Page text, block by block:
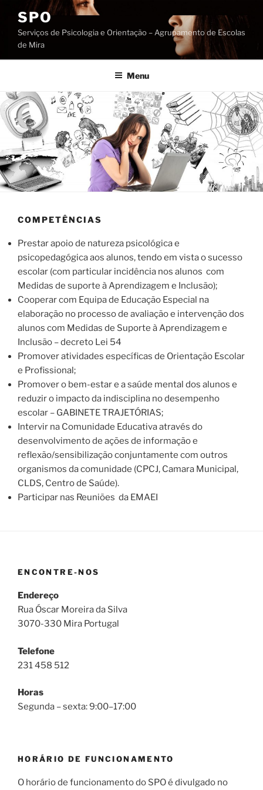
conteúdo
SPO
Serviços de Psicologia e Orientação – Agrupamento de Escolas
de Mira
Menu
COMPETÊNCIAS
Prestar apoio de natureza psicológica e
psicopedagógica aos alunos, tendo em vista o sucesso
escolar (com particular incidência nos alunos com
Medidas de suporte à Aprendizagem e Inclusão);
Cooperar com Equipa de Educação Especial na
elaboração no processo de avaliação e intervenção dos
alunos com Medidas de Suporte à Aprendizagem e
Inclusão – decreto Lei 54
Promover atividades específicas de Orientação Escolar
e Profissional;
Promover o bem-estar e a saúde mental dos alunos e
reduzir o impacto da indisciplina no desempenho
escolar – GABINETE TRAJETÓRIAS;
Intervir na Comunidade Educativa através do
desenvolvimento de ações de informação e
reflexão/sensibilização conjuntamente com outros
organismos da comunidade (CPCJ, Camara Municipal,
CLDS, Centro de Saúde).
Participar nas Reuniões da EMAEI
ENCONTRE-NOS
Endereço
Rua Óscar Moreira da Silva
3070-330 Mira Portugal
Telefone
231 458 512
Horas
Segunda – sexta: 9:00–17:00
HORÁRIO DE FUNCIONAMENTO
O horário de funcionamento do SPO é divulgado no